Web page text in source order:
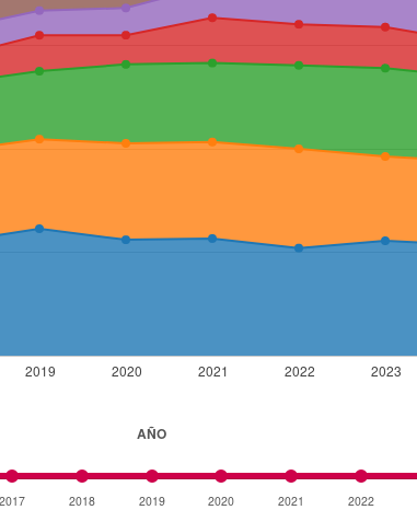
2019 2020 2021 2022 2023
AÑO
2017 2018 2019 2020 2021 2022